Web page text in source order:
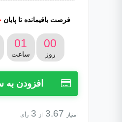
فرصت باقیمانده تا پایان
00
روز
01
ساعت
افزودن به
امتیاز 3.67 از 3 رأی